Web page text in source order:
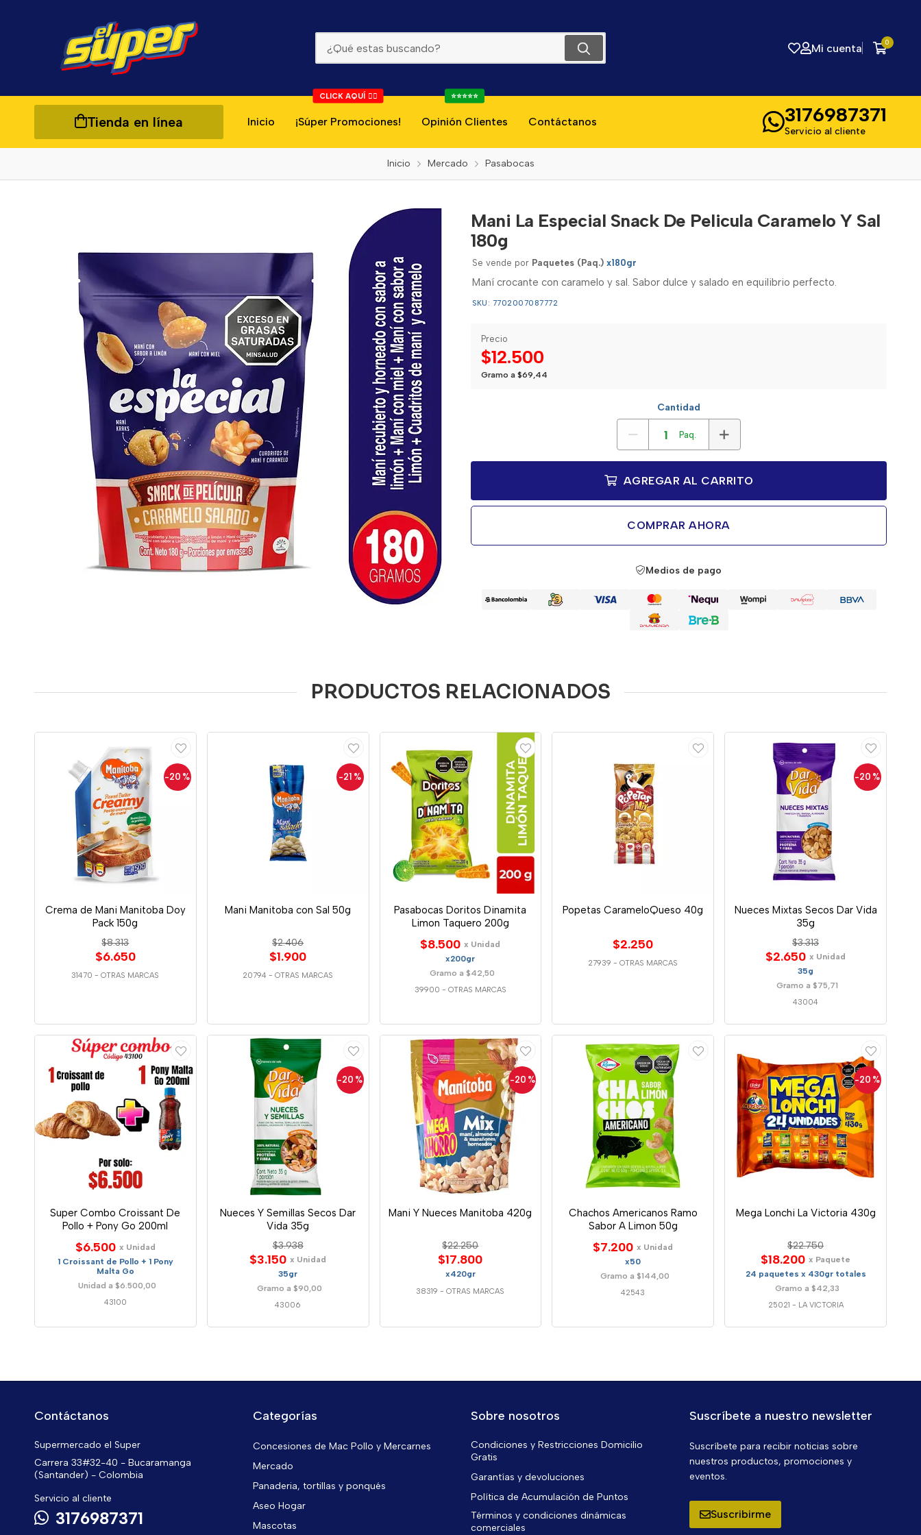
Mi cuenta 0
Tienda en línea Inicio ¡Súper Promociones!
CLICK AQUÍ 👇🏻
Opinión Clientes
⭐⭐⭐⭐⭐
Contáctanos 3176987371
Servicio al cliente
Inicio Mercado Pasabocas
Mani La Especial Snack De Pelicula Caramelo Y Sal
180g
Se vende por Paquetes (Paq.) x180gr
Maní crocante con caramelo y sal. Sabor dulce y salado en equilibrio perfecto.
SKU: 7702007087772
Precio
$12.500
Gramo a $69,44
Cantidad
Paq.
AGREGAR AL CARRITO
COMPRAR AHORA
Medios de pago
PRODUCTOS RELACIONADOS
-20 %
Crema de Mani Manitoba Doy
Pack 150g
$8.313
$6.650
31470 -OTRAS MARCAS
-21 %
Mani Manitoba con Sal 50g
$2.406
$1.900
20794 -OTRAS MARCAS
Pasabocas Doritos Dinamita
Limon Taquero 200g
$8.500 x Unidad
x200gr
Gramo a $42,50
39900 - OTRAS MARCAS
Popetas CarameloQueso 40g
$2.250
27939 -OTRAS MARCAS
-20 %
Nueces Mixtas Secos Dar Vida
35g
$3.313
$2.650 x Unidad
35g
Gramo a $75,71
43004
Super Combo Croissant De
Pollo + Pony Go 200ml
$6.500 x Unidad
1 Croissant de Pollo + 1 Pony
Malta Go
Unidad a $6.500,00
43100
-20 %
Nueces Y Semillas Secos Dar
Vida 35g
$3.938
$3.150 x Unidad
35gr
Gramo a $90,00
43006
-20 %
Mani Y Nueces Manitoba 420g
$22.250
$17.800
x420gr
38319 -OTRAS MARCAS
Chachos Americanos Ramo
Sabor A Limon 50g
$7.200 x Unidad
x50
Gramo a $144,00
42543
-20 %
Mega Lonchi La Victoria 430g
$22.750
$18.200 x Paquete
24 paquetes x 430gr totales
Gramo a $42,33
25021 - LA VICTORIA
Contáctanos
Supermercado el Super
Carrera 33#32-40 - Bucaramanga
(Santander) - Colombia
Servicio al cliente
3176987371
Categorías
Concesiones de Mac Pollo y Mercarnes
Mercado
Panaderia, tortillas y ponqués
Aseo Hogar
Mascotas
Sobre nosotros
Condiciones y Restricciones Domicilio
Gratis
Garantías y devoluciones
Política de Acumulación de Puntos
Términos y condiciones dinámicas
comerciales
Suscríbete a nuestro newsletter
Suscríbete para recibir noticias sobre
nuestros productos, promociones y
eventos.
Suscribirme